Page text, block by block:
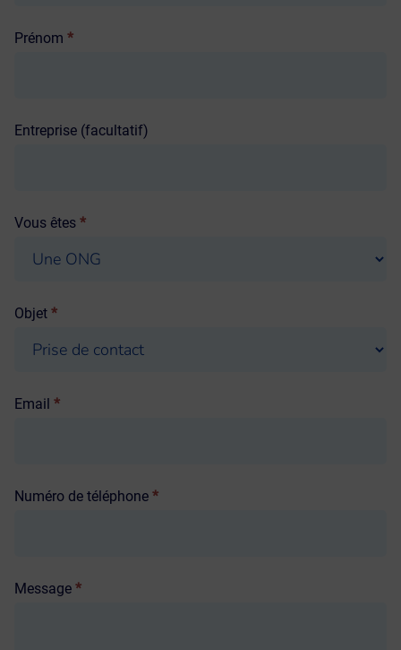
Prénom *
Entreprise (facultatif)
Vous êtes *
Objet *
Email *
Numéro de téléphone *
Message *